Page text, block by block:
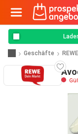
Geschäfte